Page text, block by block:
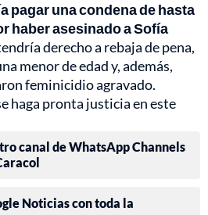
pagar una condena de hasta
haber asesinado a Sofía
derecho a rebaja de pena,
menor de edad y, además,
feminicidio agravado.
haga pronta justicia en este
canal de WhatsApp Channels
Noticias con toda la